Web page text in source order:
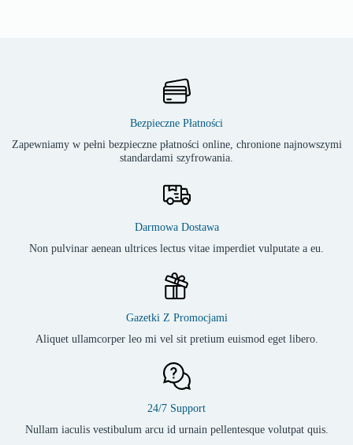
Bezpieczne Płatności
Zapewniamy w pełni bezpieczne płatności online, chronione najnowszymi
standardami szyfrowania.
Darmowa Dostawa
Non pulvinar aenean ultrices lectus vitae imperdiet vulputate a eu.
Gazetki Z Promocjami
Aliquet ullamcorper leo mi vel sit pretium euismod eget libero.
24/7 Support
Nullam iaculis vestibulum arcu id urnain pellentesque volutpat quis.